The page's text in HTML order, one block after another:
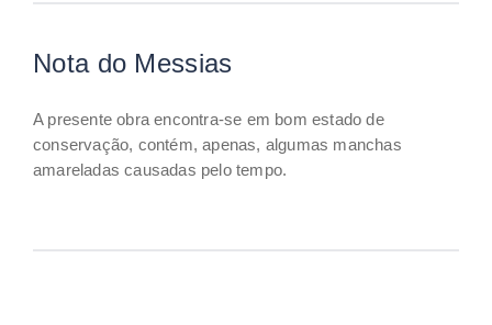
Nota do Messias
A presente obra encontra-se em bom estado de
conservação, contém, apenas, algumas manchas
amareladas causadas pelo tempo.